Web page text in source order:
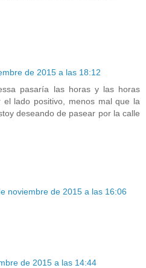
de 2015 a las 18:12
pasaría las horas y las horas
el lado positivo, menos mal que la
deseando de pasear por la calle
noviembre de 2015 a las 16:06
de 2015 a las 14:44